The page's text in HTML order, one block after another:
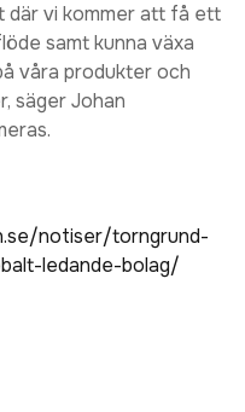
där vi kommer att få ett
samt kunna växa
våra produkter och
säger Johan
notiser/torngrund-
ledande-bolag/